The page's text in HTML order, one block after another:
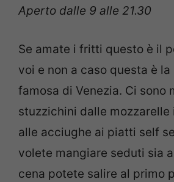
Aperto dalle 9 alle 21.30
Se amate i fritti questo è il
voi e non a caso questa è
famosa di Venezia. Ci sono
stuzzichini dalle mozzarelle
alle acciughe ai piatti self
volete mangiare seduti sia
cena potete salire al primo